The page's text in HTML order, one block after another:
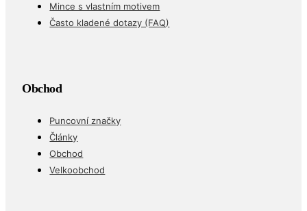
Mince s vlastním motivem
Často kladené dotazy (FAQ)
Obchod
Puncovní značky
Články
Obchod
Velkoobchod